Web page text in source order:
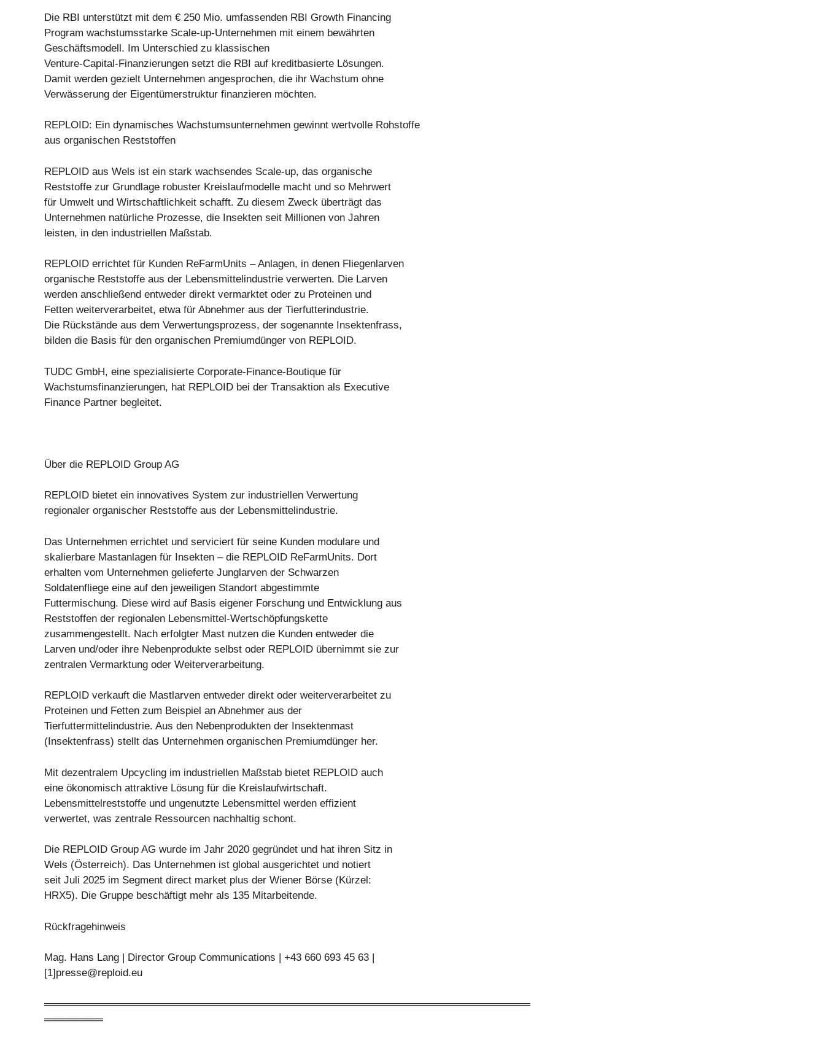
Die RBI unterstützt mit dem € 250 Mio. umfassenden RBI Growth Financing
Program wachstumsstarke Scale-up-Unternehmen mit einem bewährten
Geschäftsmodell. Im Unterschied zu klassischen
Venture-Capital-Finanzierungen setzt die RBI auf kreditbasierte Lösungen.
Damit werden gezielt Unternehmen angesprochen, die ihr Wachstum ohne
Verwässerung der Eigentümerstruktur finanzieren möchten.
REPLOID: Ein dynamisches Wachstumsunternehmen gewinnt wertvolle Rohstoffe
aus organischen Reststoffen
REPLOID aus Wels ist ein stark wachsendes Scale-up, das organische
Reststoffe zur Grundlage robuster Kreislaufmodelle macht und so Mehrwert
für Umwelt und Wirtschaftlichkeit schafft. Zu diesem Zweck überträgt das
Unternehmen natürliche Prozesse, die Insekten seit Millionen von Jahren
leisten, in den industriellen Maßstab.
REPLOID errichtet für Kunden ReFarmUnits – Anlagen, in denen Fliegenlarven
organische Reststoffe aus der Lebensmittelindustrie verwerten. Die Larven
werden anschließend entweder direkt vermarktet oder zu Proteinen und
Fetten weiterverarbeitet, etwa für Abnehmer aus der Tierfutterindustrie.
Die Rückstände aus dem Verwertungsprozess, der sogenannte Insektenfrass,
bilden die Basis für den organischen Premiumdünger von REPLOID.
TUDC GmbH, eine spezialisierte Corporate-Finance-Boutique für
Wachstumsfinanzierungen, hat REPLOID bei der Transaktion als Executive
Finance Partner begleitet.
Über die REPLOID Group AG
REPLOID bietet ein innovatives System zur industriellen Verwertung
regionaler organischer Reststoffe aus der Lebensmittelindustrie.
Das Unternehmen errichtet und serviciert für seine Kunden modulare und
skalierbare Mastanlagen für Insekten – die REPLOID ReFarmUnits. Dort
erhalten vom Unternehmen gelieferte Junglarven der Schwarzen
Soldatenfliege eine auf den jeweiligen Standort abgestimmte
Futtermischung. Diese wird auf Basis eigener Forschung und Entwicklung aus
Reststoffen der regionalen Lebensmittel-Wertschöpfungskette
zusammengestellt. Nach erfolgter Mast nutzen die Kunden entweder die
Larven und/oder ihre Nebenprodukte selbst oder REPLOID übernimmt sie zur
zentralen Vermarktung oder Weiterverarbeitung.
REPLOID verkauft die Mastlarven entweder direkt oder weiterverarbeitet zu
Proteinen und Fetten zum Beispiel an Abnehmer aus der
Tierfuttermittelindustrie. Aus den Nebenprodukten der Insektenmast
(Insektenfrass) stellt das Unternehmen organischen Premiumdünger her.
Mit dezentralem Upcycling im industriellen Maßstab bietet REPLOID auch
eine ökonomisch attraktive Lösung für die Kreislaufwirtschaft.
Lebensmittelreststoffe und ungenutzte Lebensmittel werden effizient
verwertet, was zentrale Ressourcen nachhaltig schont.
Die REPLOID Group AG wurde im Jahr 2020 gegründet und hat ihren Sitz in
Wels (Österreich). Das Unternehmen ist global ausgerichtet und notiert
seit Juli 2025 im Segment direct market plus der Wiener Börse (Kürzel:
HRX5). Die Gruppe beschäftigt mehr als 135 Mitarbeitende.
Rückfragehinweis
Mag. Hans Lang | Director Group Communications | +43 660 693 45 63 |
[1]presse@reploid.eu
══════════════════════════════════════════════════════════════════
════════